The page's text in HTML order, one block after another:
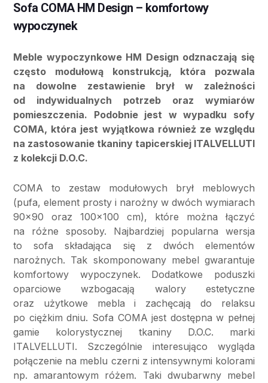
Sofa COMA HM Design – komfortowy
wypoczynek
Meble wypoczynkowe HM Design odznaczają się
często modułową konstrukcją, która pozwala
na dowolne zestawienie brył w zależności
od indywidualnych potrzeb oraz wymiarów
pomieszczenia. Podobnie jest w wypadku sofy
COMA, która jest wyjątkowa również ze względu
na zastosowanie tkaniny tapicerskiej ITALVELLUTI
z kolekcji D.O.C.
COMA to zestaw modułowych brył meblowych
(pufa, element prosty i narożny w dwóch wymiarach
90×90 oraz 100×100 cm), które można łączyć
na różne sposoby. Najbardziej popularna wersja
to sofa składająca się z dwóch elementów
narożnych. Tak skomponowany mebel gwarantuje
komfortowy wypoczynek. Dodatkowe poduszki
oparciowe wzbogacają walory estetyczne
oraz użytkowe mebla i zachęcają do relaksu
po ciężkim dniu. Sofa COMA jest dostępna w pełnej
gamie kolorystycznej tkaniny D.O.C. marki
ITALVELLUTI. Szczególnie interesująco wygląda
połączenie na meblu czerni z intensywnymi kolorami
np. amarantowym różem. Taki dwubarwny mebel